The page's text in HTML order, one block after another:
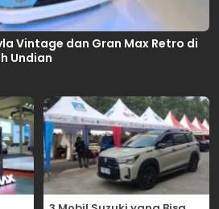
Vintage dan Gran Max Retro di
Undian